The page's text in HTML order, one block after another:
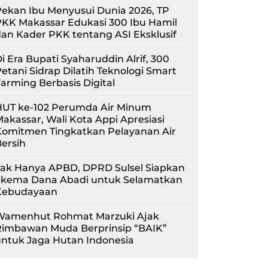
Ibu Menyusui Dunia 2026, TP
Makassar Edukasi 300 Ibu Hamil
Kader PKK tentang ASI Eksklusif
Era Bupati Syaharuddin Alrif, 300
Sidrap Dilatih Teknologi Smart
Berbasis Digital
ke-102 Perumda Air Minum
Wali Kota Appi Apresiasi
Tingkatkan Pelayanan Air
Hanya APBD, DPRD Sulsel Siapkan
Dana Abadi untuk Selamatkan
Rohmat Marzuki Ajak
Muda Berprinsip “BAIK”
Jaga Hutan Indonesia